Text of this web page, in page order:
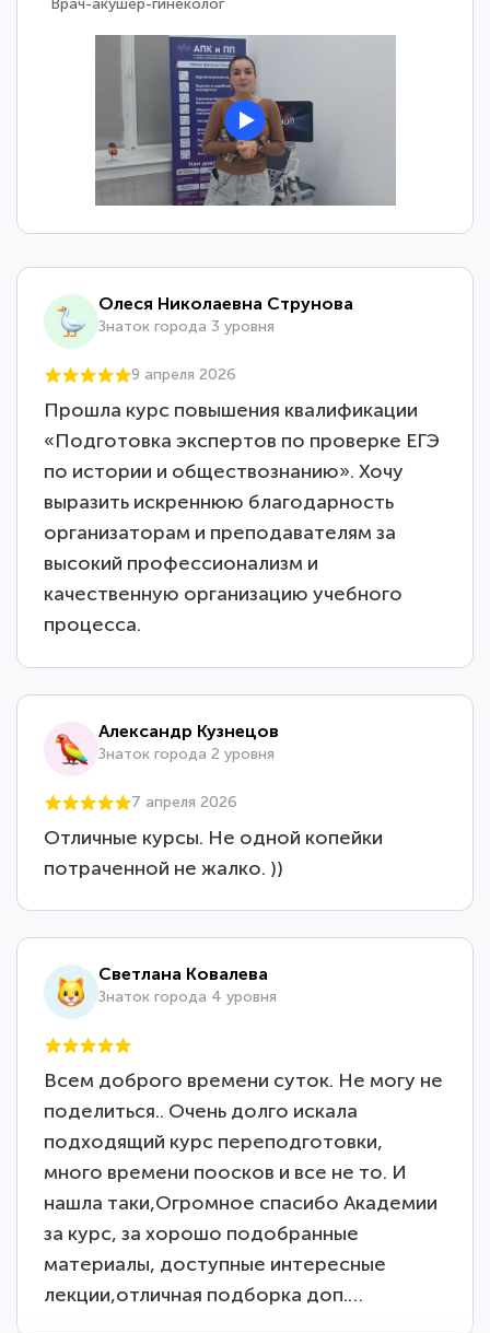
Врач-уролог-анестезиолог-реаниматолог
Олеся Николаевна Струнова
Знаток города 3 уровня
9 апреля 2026
Прошла курс повышения квалификации
«Подготовка экспертов по проверке ЕГЭ
по истории и обществознанию». Хочу
выразить искреннюю благодарность
организаторам и преподавателям за
высокий профессионализм и
качественную организацию учебного
процесса.
Александр Кузнецов
Знаток города 2 уровня
7 апреля 2026
Отличные курсы. Не одной копейки
потраченной не жалко. ))
Светлана Ковалева
Знаток города 4 уровня
Всем доброго времени суток. Не могу не
поделиться.. Очень долго искала
подходящий курс переподготовки,
много времени поосков и все не то. И
нашла таки,Огромное спасибо Академии
за курс, за хорошо подобранные
материалы, доступные интересные
лекции,отличная подборка доп.…